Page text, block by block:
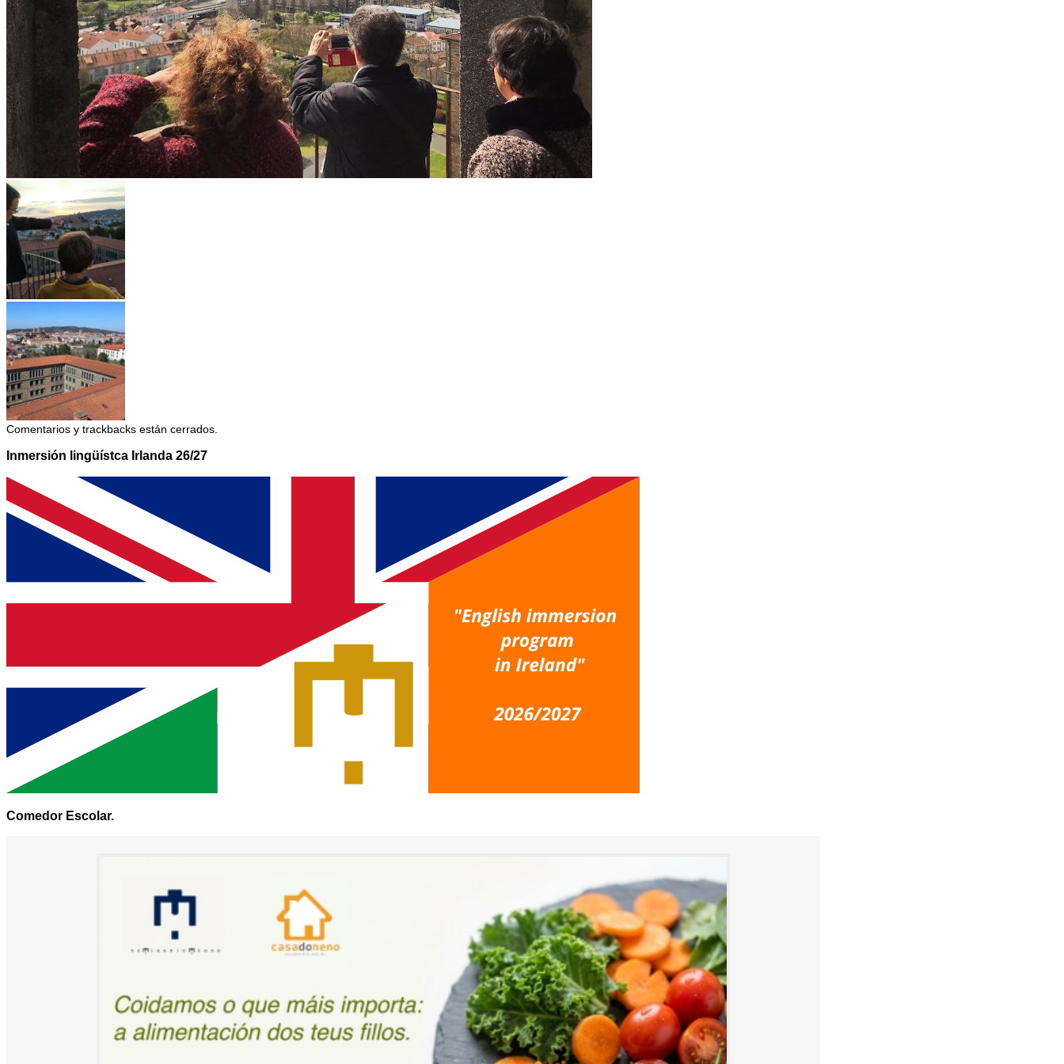
Comentarios y trackbacks están cerrados.
Inmersión lingüístca Irlanda 26/27
Comedor Escolar.